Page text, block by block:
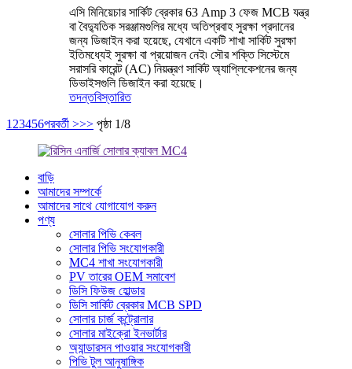
এসি মিনিয়েচার সার্কিট ব্রেকার 63 Amp 3 ফেজ MCB যন্ত্র
বা বৈদ্যুতিক সরঞ্জামগুলির মধ্যে অতিপ্রবাহ সুরক্ষা প্রদানের
জন্য ডিজাইন করা হয়েছে, যেখানে একটি শাখা সার্কিট সুরক্ষা
ইতিমধ্যেই সুরক্ষা বা প্রয়োজন নেই৷ সৌর শক্তি সিস্টেমে
সরাসরি কারেন্ট (AC) নিয়ন্ত্রণ সার্কিট অ্যাপ্লিকেশনের জন্য
ডিভাইসগুলি ডিজাইন করা হয়েছে।
তদন্তবিস্তারিত
1 23456পরবর্তী >>> পৃষ্ঠা 1/8
বাড়ি
আমাদের সম্পর্কে
আমাদের সাথে যোগাযোগ করুন
পণ্য
সোলার পিভি কেবল
সোলার পিভি সংযোগকারী
MC4 শাখা সংযোগকারী
PV তারের OEM সমাবেশ
ডিসি ফিউজ হোল্ডার
ডিসি সার্কিট ব্রেকার MCB SPD
সোলার চার্জ কন্ট্রোলার
সোলার মাইক্রো ইনভার্টার
অ্যান্ডারসন পাওয়ার সংযোগকারী
পিভি টুল আনুষাঙ্গিক